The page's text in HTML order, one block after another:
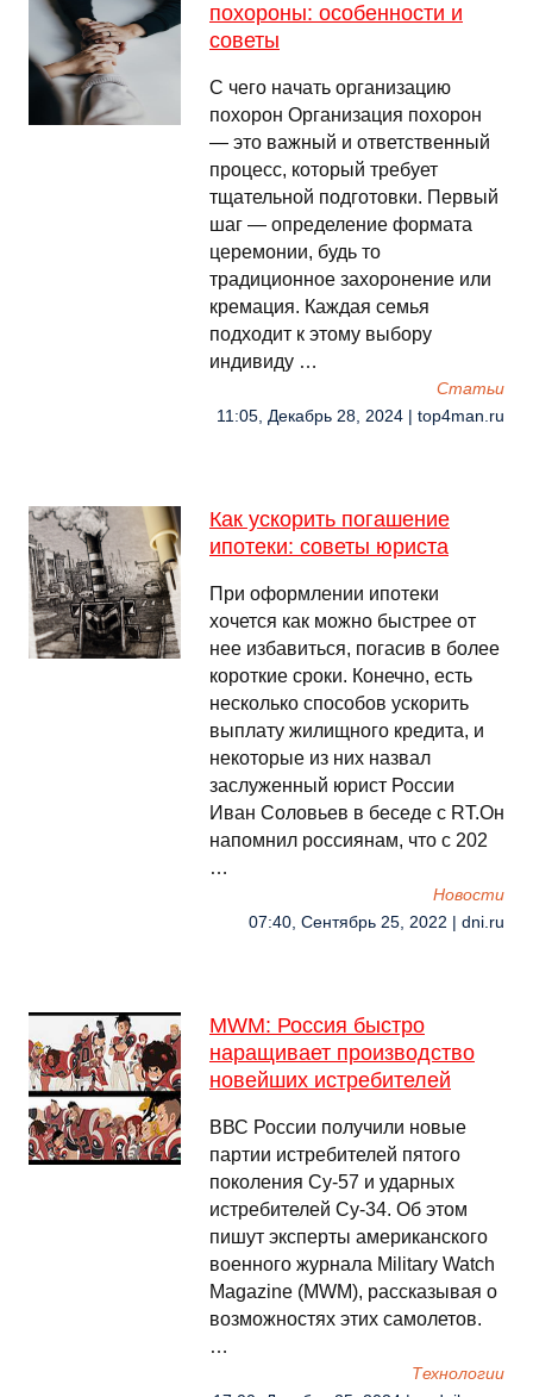
похороны: особенности и
советы
С чего начать организацию
похорон Организация похорон
— это важный и ответственный
процесс, который требует
тщательной подготовки. Первый
шаг — определение формата
церемонии, будь то
традиционное захоронение или
кремация. Каждая семья
подходит к этому выбору
индивиду …
Cтатьи
11:05, Декабрь 28, 2024 | top4man.ru
Как ускорить погашение
ипотеки: советы юриста
При оформлении ипотеки
хочется как можно быстрее от
нее избавиться, погасив в более
короткие сроки. Конечно, есть
несколько способов ускорить
выплату жилищного кредита, и
некоторые из них назвал
заслуженный юрист России
Иван Соловьев в беседе с RT.Он
напомнил россиянам, что с 202
…
Новости
07:40, Сентябрь 25, 2022 | dni.ru
MWM: Россия быстро
наращивает производство
новейших истребителей
ВВС России получили новые
партии истребителей пятого
поколения Су-57 и ударных
истребителей Су-34. Об этом
пишут эксперты американского
военного журнала Military Watch
Magazine (MWM), рассказывая о
возможностях этих самолетов.
…
Технологии